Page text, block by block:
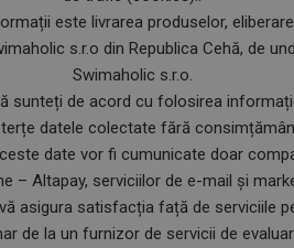
este livrarea produselor,
s.r.o din Republica Cehă, de
Swimaholic s.r.o.
sunteți de acord cu folosirea
datele colectate fără
date vor fi cumunicate doar
– Altapay, serviciilor de e-mail și
asigura satisfacția față de serviciile
de la un furnizor de servicii de